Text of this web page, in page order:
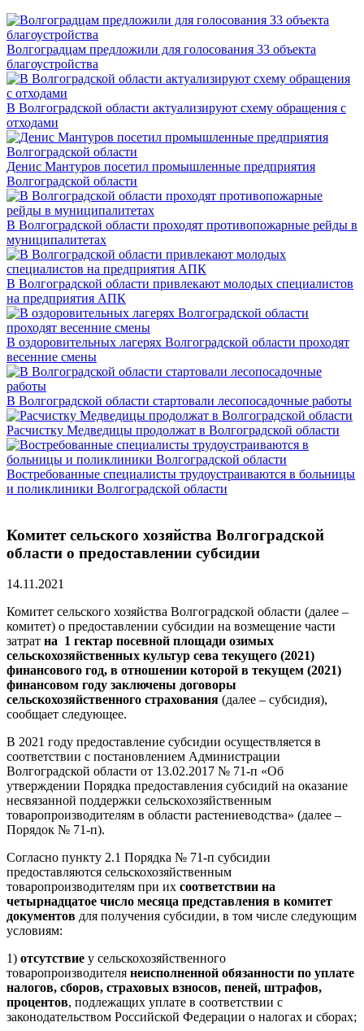
Волгоградцам предложили для голосования 33 объекта
благоустройства
В Волгоградской области актуализируют схему обращения с
отходами
Денис Мантуров посетил промышленные предприятия
Волгоградской области
В Волгоградской области проходят противопожарные рейды в
муниципалитетах
В Волгоградской области привлекают молодых специалистов
на предприятия АПК
В оздоровительных лагерях Волгоградской области проходят
весенние смены
В Волгоградской области стартовали лесопосадочные работы
Расчистку Медведицы продолжат в Волгоградской области
Востребованные специалисты трудоустраиваются в больницы
и поликлиники Волгоградской области
Комитет сельского хозяйства Волгоградской
области о предоставлении субсидии
14.11.2021
Комитет сельского хозяйства Волгоградской области (далее –
комитет) о предоставлении субсидии на возмещение части
затрат на 1 гектар посевной площади озимых
сельскохозяйственных культур сева текущего (2021)
финансового год, в отношении которой в текущем (2021)
финансовом году заключены договоры
сельскохозяйственного страхования (далее – субсидия),
сообщает следующее.
В 2021 году предоставление субсидии осуществляется в
соответствии с постановлением Администрации
Волгоградской области от 13.02.2017 № 71-п «Об
утверждении Порядка предоставления субсидий на оказание
несвязанной поддержки сельскохозяйственным
товаропроизводителям в области растениеводства» (далее –
Порядок № 71-п).
Согласно пункту 2.1 Порядка № 71-п субсидии
предоставляются сельскохозяйственным
товаропроизводителям при их соответствии на
четырнадцатое число месяца представления в комитет
документов для получения субсидии, в том числе следующим
условиям:
1) отсутствие у сельскохозяйственного
товаропроизводителя неисполненной обязанности по уплате
налогов, сборов, страховых взносов, пеней, штрафов,
процентов, подлежащих уплате в соответствии с
законодательством Российской Федерации о налогах и сборах;